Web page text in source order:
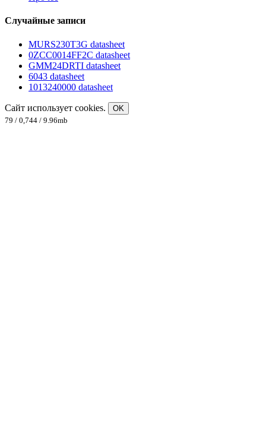
Случайные записи
MURS230T3G datasheet
0ZCC0014FF2C datasheet
GMM24DRTI datasheet
6043 datasheet
1013240000 datasheet
Сайт использует cookies.
OK
79 / 0,744 / 9.96mb